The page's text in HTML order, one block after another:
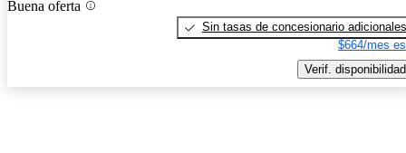
Buena oferta
Sin tasas de concesionario adicionales
$664/mes
Verif. disponibilidad